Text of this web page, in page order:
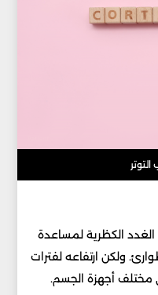
الغدد الكظرية لمساعدة
ولكن ارتفاعه لفترات
مختلف أجهزة الجسم.